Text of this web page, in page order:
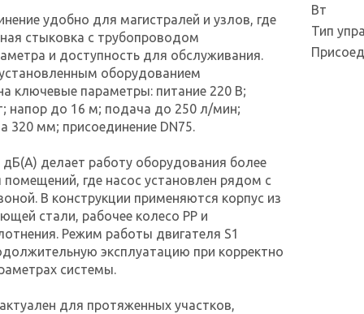
удобно для магистралей и узлов, где
стыковка с трубопроводом
и доступность для обслуживания.
оборудованием
ключевые параметры: питание 220 В;
напор до 16 м; подача до 250 л/мин;
320 мм; присоединение DN75.
делает работу оборудования более
где насос установлен рядом с
В конструкции применяются корпус из
стали, рабочее колесо PP и
Режим работы двигателя S1
эксплуатацию при корректно
системы.
для протяженных участков,
Вт
Тип